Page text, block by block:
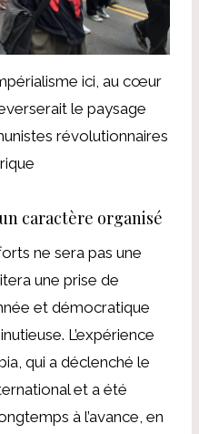
ici, au cœur
le paysage
révolutionnaires
caractère organisé
ne sera pas une
une prise de
et démocratique
L’expérience
qui a déclenché le
et a été
à l’avance, en